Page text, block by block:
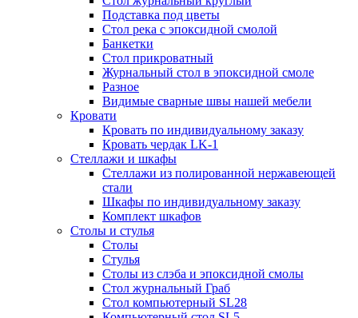
Подставка под цветы
Стол река с эпоксидной смолой
Банкетки
Стол прикроватный
Журнальный стол в эпоксидной смоле
Разное
Видимые сварные швы нашей мебели
Кровати
Кровать по индивидуальному заказу
Кровать чердак LK-1
Стеллажи и шкафы
Стеллажи из полированной нержавеющей
стали
Шкафы по индивидуальному заказу
Комплект шкафов
Столы и стулья
Столы
Стулья
Столы из слэба и эпоксидной смолы
Стол журнальный Граб
Стол компьютерный SL28